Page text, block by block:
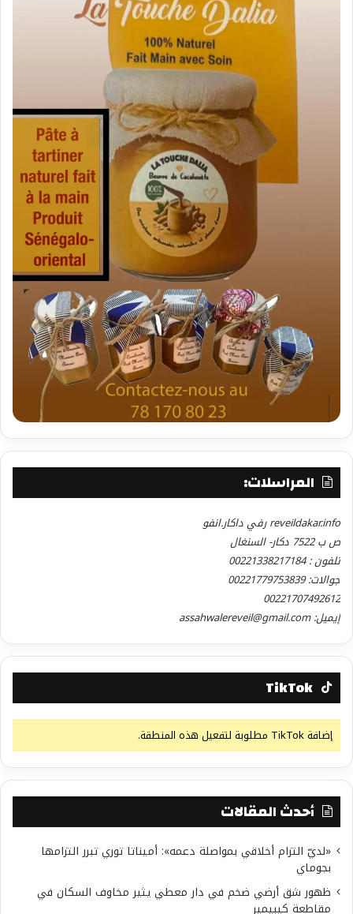
المراسلات:
reveildakar.info رفي داكار.انفو
ص ب 7522 دكار- السنغال
تلفون : 00221338217184
جوالات: 00221779753839
00221707492612
إيميل: assahwalereveil@gmail.com
TikTok
إضافة TikTok مطلوبة لتفعيل هذه المنطقة.
أحدث المقالات
«لديّ التزام أخلاقي بمواصلة دعمه»: أميناتا توري تبرر التزامها
بجوماي
ظهور شق أرضي ضخم في دار معطي يثير مخاوف السكان في
مقاطعة كيبيمير